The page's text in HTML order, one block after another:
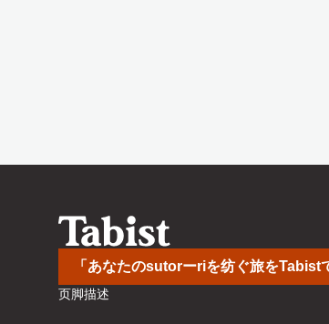
「あなたのsutorーriを纺ぐ旅をTabist
页脚描述